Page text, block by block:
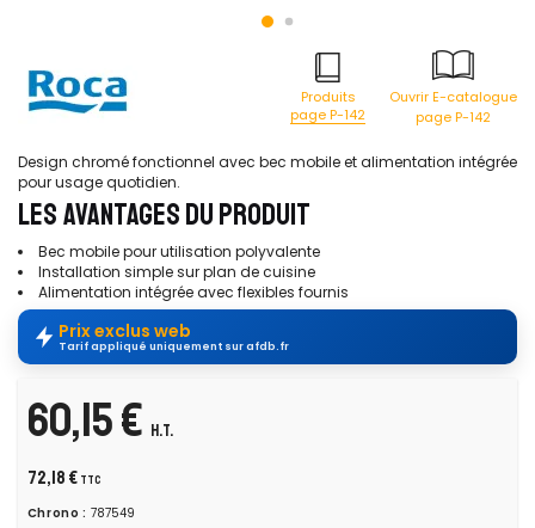
Produits
page P-142
Ouvrir E-catalogue
page P-142
Design chromé fonctionnel avec bec mobile et alimentation intégrée
pour usage quotidien.
LES AVANTAGES DU PRODUIT
Bec mobile pour utilisation polyvalente
Installation simple sur plan de cuisine
Alimentation intégrée avec flexibles fournis
Prix exclus web
Tarif appliqué uniquement sur afdb.fr
60,15 € H.T.
72,18 € TTC
Chrono : 787549